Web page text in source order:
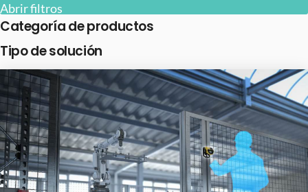
Abrir filtros
Categoría de productos
Tipo de solución